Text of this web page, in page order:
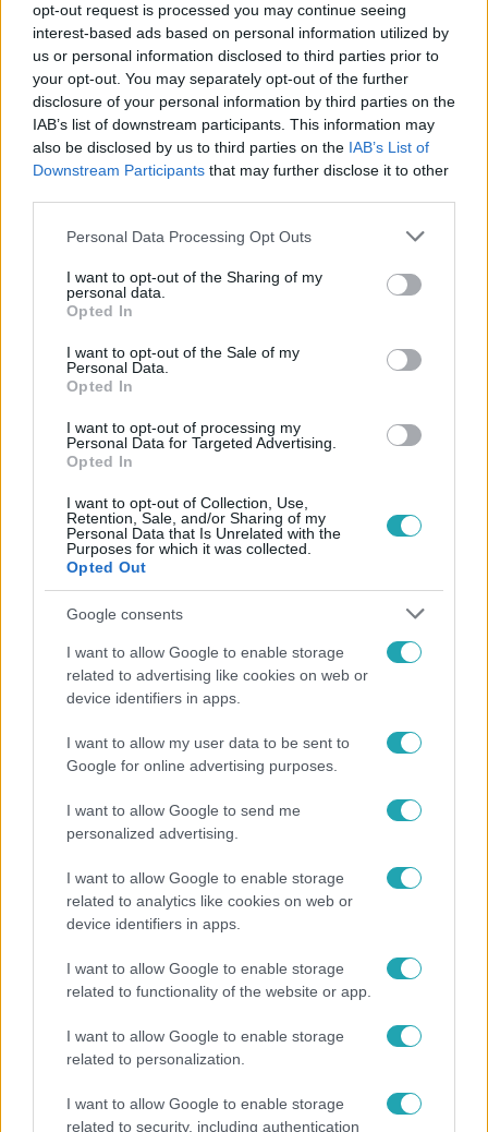
opt-out request is processed you may continue seeing
interest-based ads based on personal information utilized by
us or personal information disclosed to third parties prior to
your opt-out. You may separately opt-out of the further
disclosure of your personal information by third parties on the
IAB’s list of downstream participants. This information may
also be disclosed by us to third parties on the IAB’s List of
Downstream Participants that may further disclose it to other
Please note that this website/app uses one or more Google
not limited to your visit or usage behaviour. You may click to
grant or deny consent to Google and its third-party tags to
use your data for below specified purposes in below Google
consent section.
Personal Data Processing Opt Outs
I want to opt-out of the Sharing of my
personal data.
Opted In
I want to opt-out of the Sale of my
Personal Data.
Opted In
I want to opt-out of processing my
Personal Data for Targeted Advertising.
Opted In
I want to opt-out of Collection, Use,
Retention, Sale, and/or Sharing of my
Personal Data that Is Unrelated with the
Purposes for which it was collected.
Opted Out
Google consents
I want to allow Google to enable storage
related to advertising like cookies on web or
device identifiers in apps.
I want to allow my user data to be sent to
Google for online advertising purposes.
I want to allow Google to send me
personalized advertising.
I want to allow Google to enable storage
related to analytics like cookies on web or
device identifiers in apps.
I want to allow Google to enable storage
related to functionality of the website or app.
I want to allow Google to enable storage
related to personalization.
I want to allow Google to enable storage
related to security, including authentication
BELFÖLD #HÍRTV #NMHH #MÉDIATANÁCS
Népszerű
Karácsony Gergely nem akarja, hogy a Bayer
Construct irodakomplexuma üresen maradjon
Flakonozók - megmutatjuk, hogyan telik a pesti